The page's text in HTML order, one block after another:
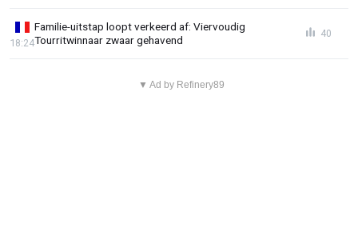
Familie-uitstap loopt verkeerd af: Viervoudig
Tourritwinnaar zwaar gehavend
18:24
40
▼ Ad by Refinery89